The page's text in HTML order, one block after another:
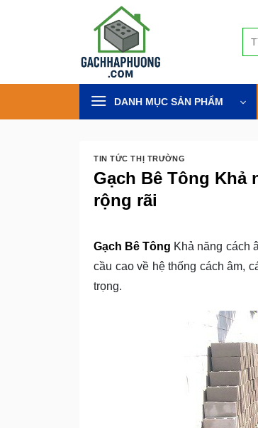
DANH MỤC SẢN PHẨM
TIN TỨC THỊ TRƯỜNG
Gạch Bê Tông Khả
rộng rãi
Gạch Bê Tông Khả năng cách
cầu cao về hệ thống cách âm,
trọng.